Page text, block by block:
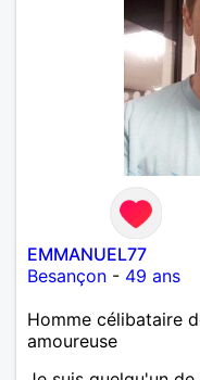
EMMANUEL77
Besançon - 49 ans
Homme célibataire
amoureuse